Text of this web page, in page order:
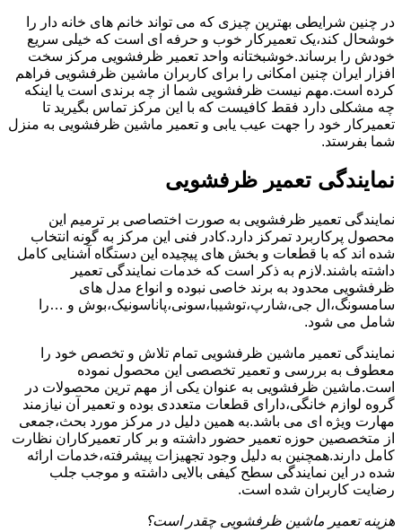
در چنین شرایطی بهترین چیزی که می تواند خانم های خانه دار را
خوشحال کند،یک تعمیرکار خوب و حرفه ای است که خیلی سریع
خودش را برساند.خوشبختانه واحد تعمیر ظرفشویی مرکز سخت
افزار ایران چنین امکانی را برای کاربران ماشین ظرفشویی فراهم
کرده است.مهم نیست ظرفشویی شما از چه برندی است یا اینکه
چه مشکلی دارد فقط کافیست که با این مرکز تماس بگیرید تا
تعمیرکار خود را جهت عیب یابی و تعمیر ماشین ظرفشویی به منزل
شما بفرستد.
نمایندگی تعمیر ظرفشویی
نمایندگی تعمیر ظرفشویی به صورت اختصاصی بر ترمیم این
محصول پرکاربرد تمرکز دارد.کادر فنی این مرکز به گونه انتخاب
شده اند که با قطعات و بخش های پیچیده این دستگاه آشنایی کامل
داشته باشند.لازم به ذکر است که خدمات نمایندگی تعمیر
ظرفشویی محدود به برند خاصی نبوده و انواع مدل های
سامسونگ،ال جی،شارپ،توشیبا،سونی،پاناسونیک،بوش و …را
شامل می شود.
نمایندگی تعمیر ماشین ظرفشویی تمام تلاش و تخصص خود را
معطوف به بررسی و تعمیر تخصصی این محصول نموده
است.ماشین ظرفشویی به عنوان یکی از مهم ترین محصولات در
گروه لوازم خانگی،دارای قطعات متعددی بوده و تعمیر آن نیازمند
مهارت ویژه ای می باشد.به همین دلیل در مرکز مورد بحث،جمعی
از متخصصین حوزه تعمیر حضور داشته و بر کار تعمیرکاران نظارت
کامل دارند.همچنین به دلیل وجود تجهیزات پیشرفته،خدمات ارائه
شده در این نمایندگی سطح کیفی بالایی داشته و موجب جلب
رضایت کاربران شده است.
هزینه تعمیر ماشین ظرفشویی چقدر است؟